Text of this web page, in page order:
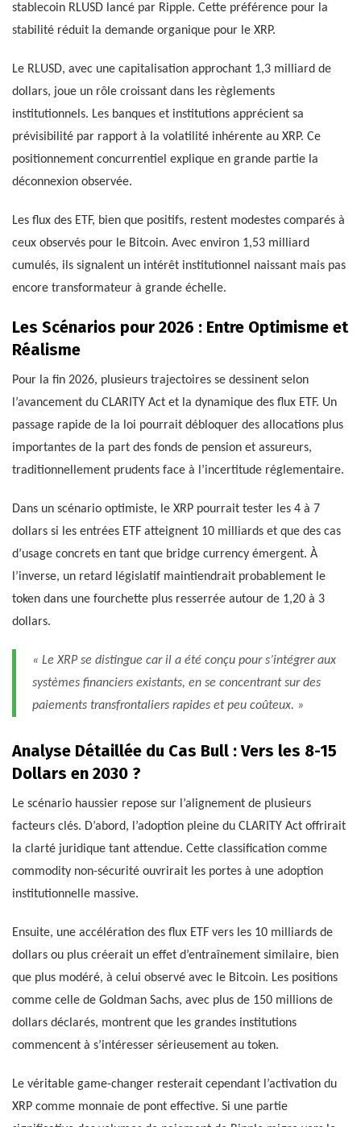
stablecoin RLUSD lancé par Ripple. Cette préférence pour la
stabilité réduit la demande organique pour le XRP.
Le RLUSD, avec une capitalisation approchant 1,3 milliard de
dollars, joue un rôle croissant dans les règlements
institutionnels. Les banques et institutions apprécient sa
prévisibilité par rapport à la volatilité inhérente au XRP. Ce
positionnement concurrentiel explique en grande partie la
déconnexion observée.
Les flux des ETF, bien que positifs, restent modestes comparés à
ceux observés pour le Bitcoin. Avec environ 1,53 milliard
cumulés, ils signalent un intérêt institutionnel naissant mais pas
encore transformateur à grande échelle.
Les Scénarios pour 2026 : Entre Optimisme et
Réalisme
Pour la fin 2026, plusieurs trajectoires se dessinent selon
l’avancement du CLARITY Act et la dynamique des flux ETF. Un
passage rapide de la loi pourrait débloquer des allocations plus
importantes de la part des fonds de pension et assureurs,
traditionnellement prudents face à l’incertitude réglementaire.
Dans un scénario optimiste, le XRP pourrait tester les 4 à 7
dollars si les entrées ETF atteignent 10 milliards et que des cas
d’usage concrets en tant que bridge currency émergent. À
l’inverse, un retard législatif maintiendrait probablement le
token dans une fourchette plus resserrée autour de 1,20 à 3
dollars.
« Le XRP se distingue car il a été conçu pour s’intégrer aux
systèmes financiers existants, en se concentrant sur des
paiements transfrontaliers rapides et peu coûteux. »
Analyse Détaillée du Cas Bull : Vers les 8-15
Dollars en 2030 ?
Le scénario haussier repose sur l’alignement de plusieurs
facteurs clés. D’abord, l’adoption pleine du CLARITY Act offrirait
la clarté juridique tant attendue. Cette classification comme
commodity non-sécurité ouvrirait les portes à une adoption
institutionnelle massive.
Ensuite, une accélération des flux ETF vers les 10 milliards de
dollars ou plus créerait un effet d’entraînement similaire, bien
que plus modéré, à celui observé avec le Bitcoin. Les positions
comme celle de Goldman Sachs, avec plus de 150 millions de
dollars déclarés, montrent que les grandes institutions
commencent à s’intéresser sérieusement au token.
Le véritable game-changer resterait cependant l’activation du
XRP comme monnaie de pont effective. Si une partie